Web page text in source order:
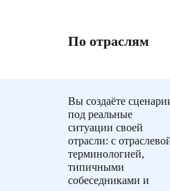
По отраслям
Вы создаёте
под реальные
ситуации своей
отрасли: с
терминологией,
типичными
собеседниками и